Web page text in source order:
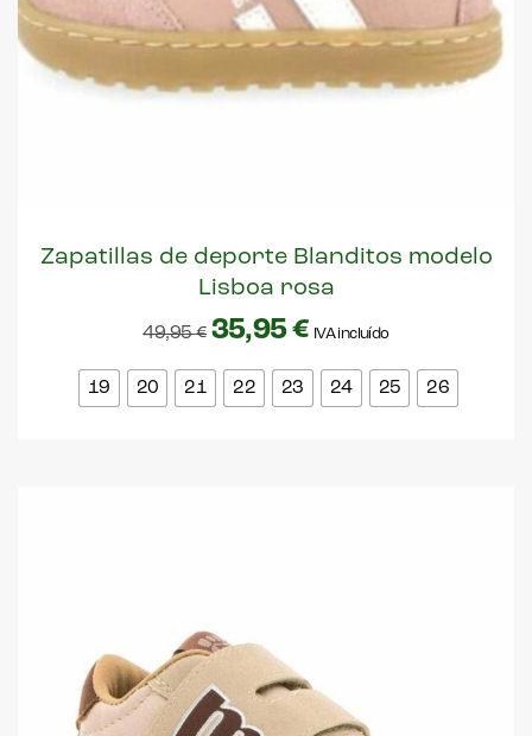
Zapatillas de deporte Blanditos modelo
Lisboa rosa
49,95€ 35,95€ IVA incluído
19 20 21 22 23 24 25 26